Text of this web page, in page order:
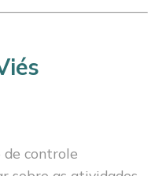
de controle